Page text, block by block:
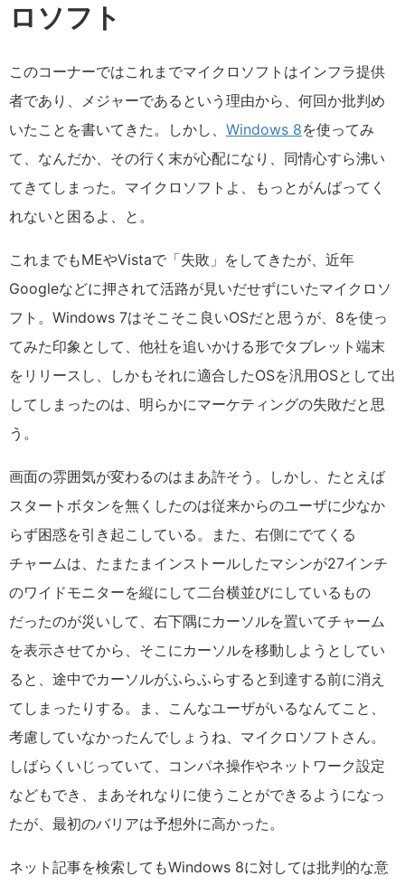
ロソフト
このコーナーではこれまでマイクロソフトはインフラ提供
者であり、メジャーであるという理由から、何回か批判め
いたことを書いてきた。しかし、 Windows 8を使ってみ
て、なんだか、その行く末が心配になり、同情心すら沸い
てきてしまった。マイクロソフトよ、もっとがんばってく
れないと困るよ、と。
これまでもMEやVistaで「失敗」をしてきたが、近年
Googleなどに押されて活路が見いだせずにいたマイクロソ
フト。Windows 7はそこそこ良いOSだと思うが、8を使っ
てみた印象として、他社を追いかける形でタブレット端末
をリリースし、しかもそれに適合したOSを汎用OSとして出
してしまったのは、明らかにマーケティングの失敗だと思
う。
画面の雰囲気が変わるのはまあ許そう。しかし、たとえば
スタートボタンを無くしたのは従来からのユーザに少なか
らず困惑を引き起こしている。また、右側にでてくる
チャームは、たまたまインストールしたマシンが27インチ
のワイドモニターを縦にして二台横並びにしているもの
だったのが災いして、右下隅にカーソルを置いてチャーム
を表示させてから、そこにカーソルを移動しようとしてい
ると、途中でカーソルがふらふらすると到達する前に消え
てしまったりする。ま、こんなユーザがいるなんてこと、
考慮していなかったんでしょうね、マイクロソフトさん。
しばらくいじっていて、コンパネ操作やネットワーク設定
などもでき、まあそれなりに使うことができるようになっ
たが、最初のバリアは予想外に高かった。
ネット記事を検索してもWindows 8に対しては批判的な意